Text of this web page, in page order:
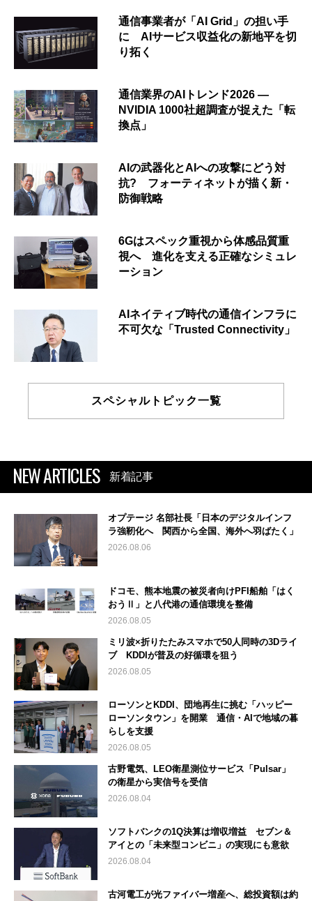
通信事業者が「AI Grid」の担い手
に AIサービス収益化の新地平を切
り拓く
通信業界のAIトレンド2026 ―
NVIDIA 1000社超調査が捉えた「転
換点」
AIの武器化とAIへの攻撃にどう対
抗? フォーティネットが描く新・
防御戦略
6Gはスペック重視から体感品質重
視へ 進化を支える正確なシミュレ
ーション
AIネイティブ時代の通信インフラに
不可欠な「Trusted Connectivity」
スペシャルトピック一覧
NEW ARTICLES 新着記事
オプテージ 名部社長「日本のデジタルインフ
ラ強靭化へ 関西から全国、海外へ羽ばたく」
2026.08.06
ドコモ、熊本地震の被災者向けPFI船舶「はく
おうⅡ」と八代港の通信環境を整備
2026.08.05
ミリ波×折りたたみスマホで50人同時の3Dライ
ブ KDDIが普及の好循環を狙う
2026.08.05
ローソンとKDDI、団地再生に挑む「ハッピー
ローソンタウン」を開業 通信・AIで地域の暮
らしを支援
2026.08.05
古野電気、LEO衛星測位サービス「Pulsar」
の衛星から実信号を受信
2026.08.04
ソフトバンクの1Q決算は増収増益 セブン＆
アイとの「未来型コンビニ」の実現にも意欲
2026.08.04
古河電工が光ファイバー増産へ、総投資額は約